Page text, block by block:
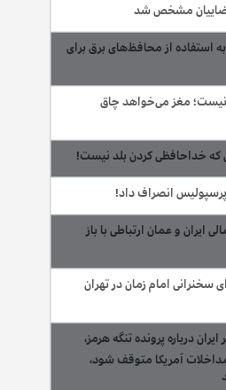
مشخص شد
استفاده از محافظ‌های برق برای
نیست؛ مغز می‌خواهد چاق
که خداحافظی کردن بلد نیست!
پرسپولیس انصراف داد!
ایران و عمان ارتباطی با باز
سخنرانی امام زمان در تهران
درباره پرونده تنگه هرمز،
آمریکا متوقف شود،